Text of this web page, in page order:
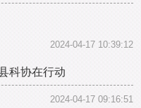
2024-04-17 10:39:12
科协在行动
2024-04-17 09:16:51